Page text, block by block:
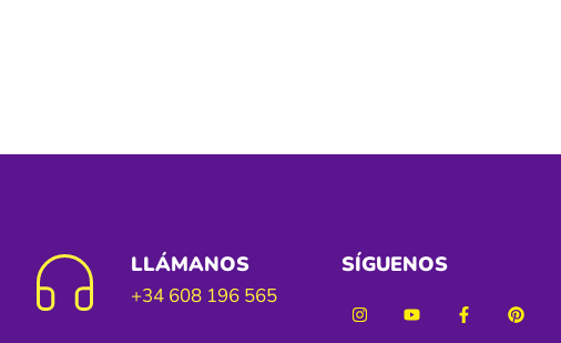
LLÁMANOS
+34 608 196 565
SÍGUENOS